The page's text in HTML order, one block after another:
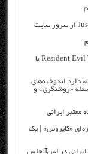
دانلود رایگان فیلم خارجی Resident Evil The Final Chapter 2017 با
دارد اندوخته‌های
«روشنگری» و
«کایروس» | یک
ایرانی در لس‌آنجلس